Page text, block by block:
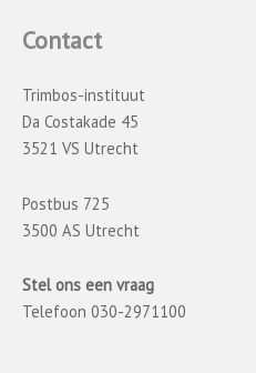
Contact
Trimbos-instituut
Da Costakade 45
3521 VS Utrecht
Postbus 725
3500 AS Utrecht
Stel ons een vraag
Telefoon 030-2971100